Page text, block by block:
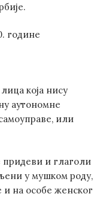
године
која нису
аутономне
или
придеви и глаголи
у мушком роду,
и на особе женског